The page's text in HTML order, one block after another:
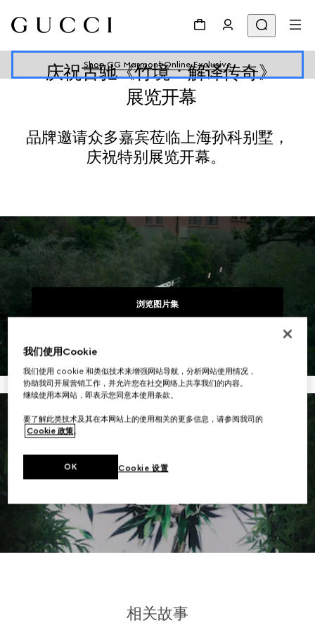
Shop GG Marmont Online Exclusive
庆祝古驰《竹境：解译传奇》
展览开幕
品牌邀请众多嘉宾莅临上海孙科别墅，
庆祝特别展览开幕。
浏览图片集
相关故事
我们使用Cookie
我们使用 cookie 和类似技术来增强网站导航，分析网站使用情况，
协助我司开展营销工作，并允许您在社交网络上共享我们的内容。
继续使用本网站，即表示您同意本使用条款。
要了解此类技术及其在本网站上的使用相关的更多信息，请参阅我司的
Cookie 政策。
Cookie 设置
OK